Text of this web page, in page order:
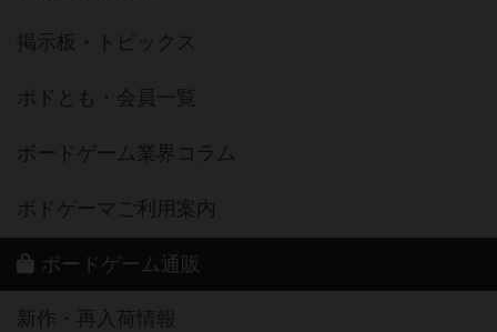
掲示板・トピックス
ボドとも・会員一覧
ボードゲーム業界コラム
ボドゲーマご利用案内
ボードゲーム通販
新作・再入荷情報